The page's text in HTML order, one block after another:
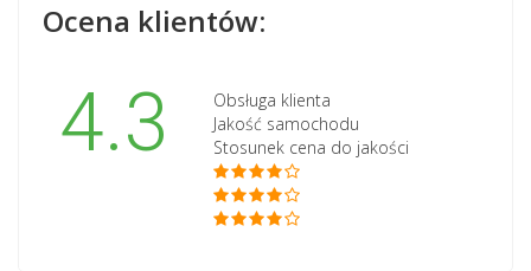
Ocena klientów:
4.3
Obsługa klienta
Jakość samochodu
Stosunek cena do jakości